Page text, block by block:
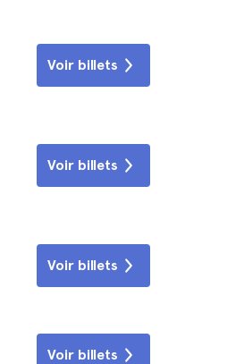
Voir billets
Voir billets
Voir billets
Voir billets